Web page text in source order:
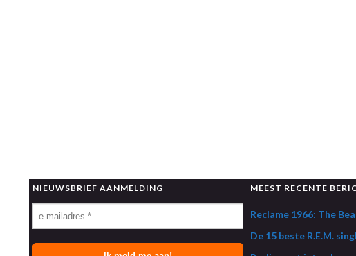
NIEUWSBRIEF AANMELDING MEEST RECENTE
Reclame 1966: The
De 15 beste R.E.M.